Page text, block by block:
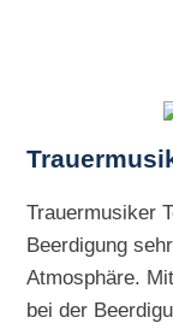
Trauermusiker
Beerdigung
Atmosphäre.
bei der